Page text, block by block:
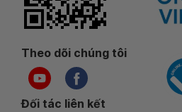
Theo dõi chúng tôi
Đối tác liên kết